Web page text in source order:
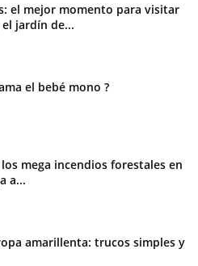
el mejor momento para visitar
jardín de...
el bebé mono ?
mega incendios forestales en
a...
amarillenta: trucos simples y